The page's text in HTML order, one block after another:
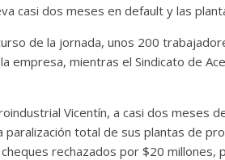
casi dos meses en default y las
de la jornada, unos 200
empresa, mientras el Sindicato de
Vicentín, a casi dos meses
paralización total de sus plantas de
rechazados por $20 millones,